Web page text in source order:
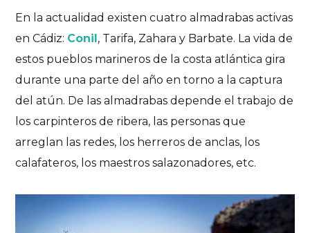
En la actualidad existen cuatro almadrabas activas
en Cádiz: Conil, Tarifa, Zahara y Barbate. La vida de
estos pueblos marineros de la costa atlántica gira
durante una parte del año en torno a la captura
del atún. De las almadrabas depende el trabajo de
los carpinteros de ribera, las personas que
arreglan las redes, los herreros de anclas, los
calafateros, los maestros salazonadores, etc.